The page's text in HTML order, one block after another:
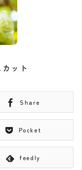
ット
Share
Pocket
feedly